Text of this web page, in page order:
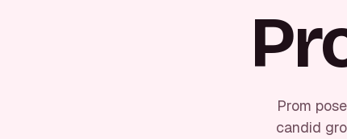
Prom
candid